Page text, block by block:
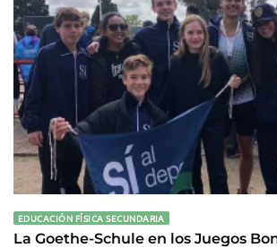
EDUCACIÓN FÍSICA SECUNDARIA
La Goethe-Schule en los Juegos